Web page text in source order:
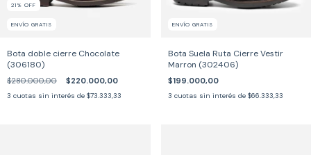
21 % OFF
ENVÍO GRATIS
Bota doble cierre Chocolate
(306180)
$280.000,00 $220.000,00
3 cuotas sin interés de $73.333,33
ENVÍO GRATIS
Bota Suela Ruta Cierre Vestir
Marron (302406)
$199.000,00
3 cuotas sin interés de $66.333,33